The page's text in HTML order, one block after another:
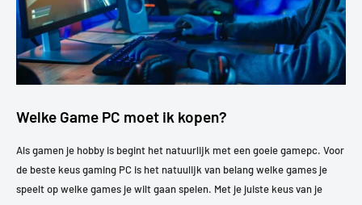
Welke Game PC moet ik kopen?
Als gamen je hobby is begint het natuurlijk met een goeie gamepc. Voor
de beste keus gaming PC is het natuulijk van belang welke games je
speelt op welke games je wilt gaan spelen. Met je juiste keus van je